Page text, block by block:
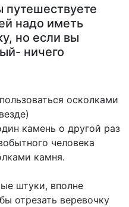
надо иметь
но если вы
ничего
осколками
камень о другой раз
человека
камня.
штуки, вполне
отрезать веревочку